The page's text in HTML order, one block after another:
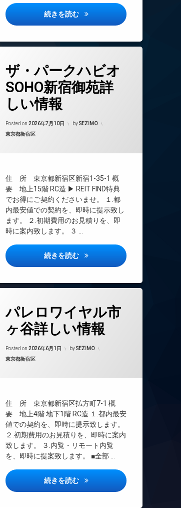
ブリーズ詳しい情報
続きを読む パークコート赤坂桜坂詳しい情
分譲賃貸
宅配ボックス
地内ゴミ置き場
駐車場
駐輪場
ザ・パークハビオ
SOHO新宿御苑詳
しい情報
Posted on 2026年7月10日 bySEZIMO
カテゴリー:
東京都新宿区
住 所 東京都新宿区新宿1-35-1 概
要 地上15階 RC造 ▶ REIT FIND特典
でお得にご契約くださいませ。 １.都
内最安値での契約を、即時に提示致し
ます。 ２.初期費用のお見積りを、即
時に案内致します。 ３ …
続きを読む ザ・パークハビオSOHO新宿御
24時間管理
CATV
REIT系ブランドマンション
オートロック
デザイナーズ
ペット可
ラウンジ
内廊下
宅配ボックス
敷地内ゴミ置き場
犯カメラ
駐輪場
ンスクエア詳しい情報
パレロワイヤル市
ヶ谷詳しい情報
Posted on 2026年6月1日 bySEZIMO
カテゴリー:
東京都新宿区
住 所 東京都新宿区払方町7-1 概
要 地上4階 地下1階 RC造 １.都内最安
値での契約を、即時に提示致します。
２.初期費用のお見積りを、即時に案内
致します。 ３.内覧・リモート内覧
を、即時に提案致します。 ■全部 …
続きを読む パレロワイヤル市ヶ谷詳しい情
24時間管理
CATV
エレベーター
オートロック
コンシェルジュ
デザイナーズ
トランクルーム
ラウンジ
内廊下
情報